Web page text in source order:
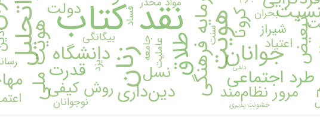
نقد کتاب
زنان هویت فراتحلیل طلاق جوانان هویت ملی سرمایه فرهنگی دانشگاه
طرد اجتماعی
کرونا تبعیض
قدرت
دین‌داری
نسل
مرور نظام‌مند روش کیفی
دولت
اعتیاد
شیراز
فساد
بیگانگی جامعه
یزد
نوجوانان
عاملیت
بحران
سنت
دلفی
خشونت پذیری